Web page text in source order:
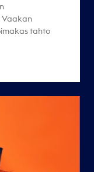
Vaakan
tahto